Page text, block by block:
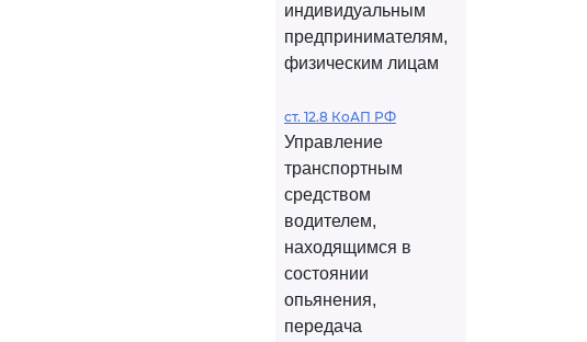
индивидуальным
предпринимателям,
физическим лицам
ст. 12.8 КоАП РФ
Управление
транспортным
средством
водителем,
находящимся в
состоянии
опьянения,
передача